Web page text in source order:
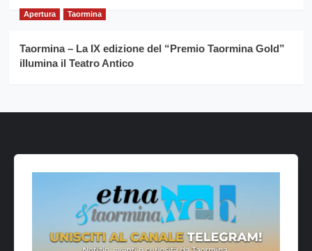
Apertura Taormina
Taormina – La IX edizione del “Premio Taormina Gold”
illumina il Teatro Antico